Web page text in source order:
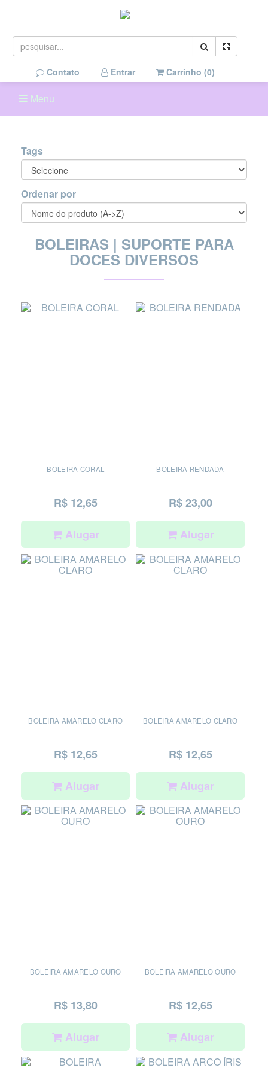
Contato Entrar Carrinho (0)
Menu
Tags
Ordenar por
BOLEIRAS | SUPORTE PARA
DOCES DIVERSOS
BOLEIRA CORAL
R$ 12,65
Alugar
BOLEIRA RENDADA
R$ 23,00
Alugar
BOLEIRA AMARELO CLARO
R$ 12,65
Alugar
BOLEIRA AMARELO CLARO
R$ 12,65
Alugar
BOLEIRA AMARELO OURO
R$ 13,80
Alugar
BOLEIRA AMARELO OURO
R$ 12,65
Alugar